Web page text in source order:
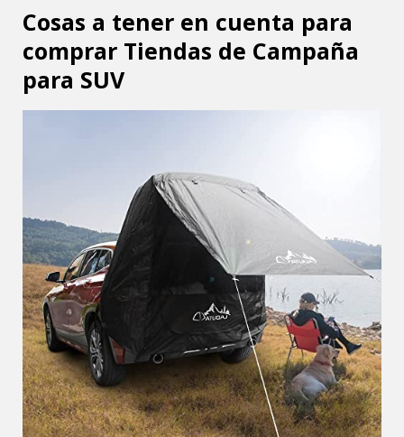
Cosas a tener en cuenta para
comprar Tiendas de Campaña
para SUV